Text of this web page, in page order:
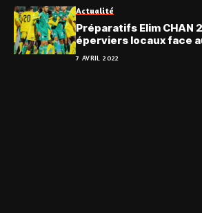
Actualité
Préparatifs Elim CHAN
éperviers locaux face
7 AVRIL 2022